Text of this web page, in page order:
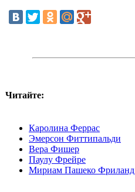
Читайте:
Каролина Феррас
Эмерсон Фиттипальди
Вера Фишер
Паулу Фрейре
Мириам Пашеко Фриланд